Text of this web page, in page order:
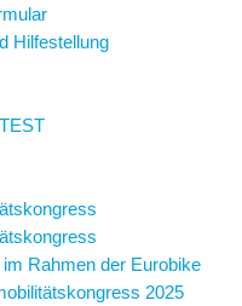
Hilfestellung
Rahmen der Eurobike
2025